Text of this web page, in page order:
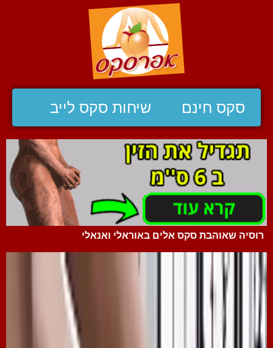
סקס חינם שיחות סקס לייב
רוסיה שאוהבת סקס אלים באוראלי ואנאלי